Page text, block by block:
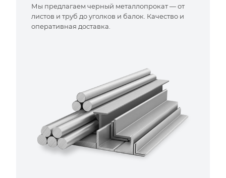
Мы предлагаем черный металлопрокат — от
листов и труб до уголков и балок. Качество и
оперативная доставка.